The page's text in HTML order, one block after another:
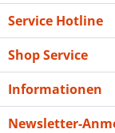
Service Hotline
Shop Service
Informationen
Newsletter-